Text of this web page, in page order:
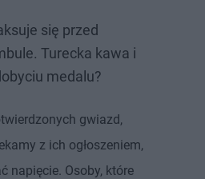
się przed
Turecka kawa i
medalu?
gwiazd,
z ich ogłoszeniem,
napięcie. Osoby, które